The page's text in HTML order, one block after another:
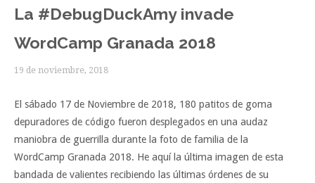
La #DebugDuckAmy invade
WordCamp Granada 2018
19 de noviembre, 2018
El sábado 17 de Noviembre de 2018, 180 patitos de goma
depuradores de código fueron desplegados en una audaz
maniobra de guerrilla durante la foto de familia de la
WordCamp Granada 2018. He aquí la última imagen de esta
bandada de valientes recibiendo las últimas órdenes de su